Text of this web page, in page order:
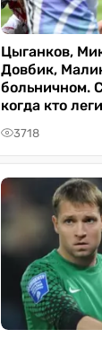
Цыганков,
Довбик,
больничном.
когда кто
3718